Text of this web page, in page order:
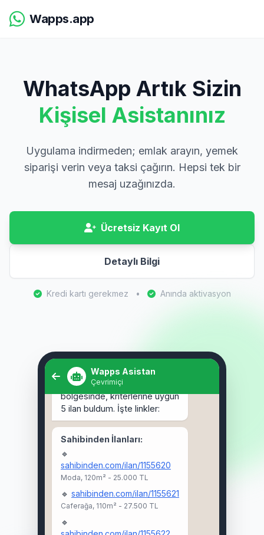
Wapps.app
WhatsApp Artık Sizin
Kişisel Asistanınız
Uygulama indirmeden; emlak arayın, yemek
siparişi verin veya taksi çağırın. Hepsi tek bir
mesaj uzağınızda.
Ücretsiz Kayıt Ol
Detaylı Bilgi
Kredi kartı gerekmez • Anında aktivasyon
Wapps Asistan
Çevrimiçi
ev arıyorum. 🏠
Selam Ahmet! 👋 Kadıköy
bölgesinde, kriterlerine uygun
5 ilan buldum. İşte linkler:
Sahibinden İlanları:
🔹
sahibinden.com/ilan/1155620
Moda, 120m² - 25.000 TL
🔹 sahibinden.com/ilan/1155621
Caferağa, 110m² - 27.500 TL
🔹
sahibinden.com/ilan/1155622